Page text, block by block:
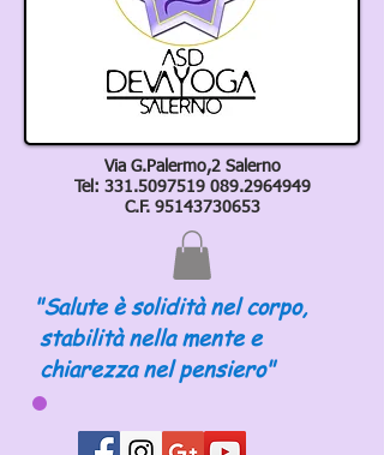
Via G.Palermo,2 Salerno
Tel: 331.5097519 089.2964949
C.F. 95143730653
"Salute è solidità nel corpo,
stabilità nella mente e
chiarezza nel pensiero"